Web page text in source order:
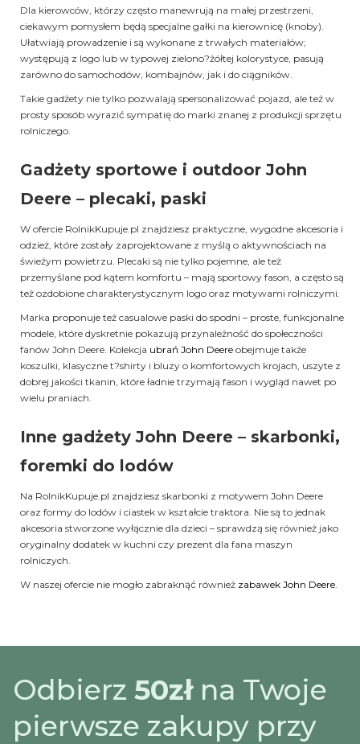
Dla kierowców, którzy często manewrują na małej przestrzeni,
ciekawym pomysłem będą specjalne gałki na kierownicę (knoby).
Ułatwiają prowadzenie i są wykonane z trwałych materiałów;
występują z logo lub w typowej zielono?żółtej kolorystyce, pasują
zarówno do samochodów, kombajnów, jak i do ciągników.
Takie gadżety nie tylko pozwalają spersonalizować pojazd, ale też w
prosty sposób wyrazić sympatię do marki znanej z produkcji sprzętu
rolniczego.
Gadżety sportowe i outdoor John
Deere – plecaki, paski
W ofercie RolnikKupuje.pl znajdziesz praktyczne, wygodne akcesoria i
odzież, które zostały zaprojektowane z myślą o aktywnościach na
świeżym powietrzu. Plecaki są nie tylko pojemne, ale też
przemyślane pod kątem komfortu – mają sportowy fason, a często są
też ozdobione charakterystycznym logo oraz motywami rolniczymi.
Marka proponuje też casualowe paski do spodni – proste, funkcjonalne
modele, które dyskretnie pokazują przynależność do społeczności
fanów John Deere. Kolekcja ubrań John Deere obejmuje także
koszulki, klasyczne t?shirty i bluzy o komfortowych krojach, uszyte z
dobrej jakości tkanin, które ładnie trzymają fason i wygląd nawet po
wielu praniach.
Inne gadżety John Deere – skarbonki,
foremki do lodów
Na RolnikKupuje.pl znajdziesz skarbonki z motywem John Deere
oraz formy do lodów i ciastek w kształcie traktora. Nie są to jednak
akcesoria stworzone wyłącznie dla dzieci – sprawdzą się również jako
oryginalny dodatek w kuchni czy prezent dla fana maszyn
rolniczych.
W naszej ofercie nie mogło zabraknąć również zabawek John Deere
Odbierz 50złna Twoje
pierwsze zakupy przy